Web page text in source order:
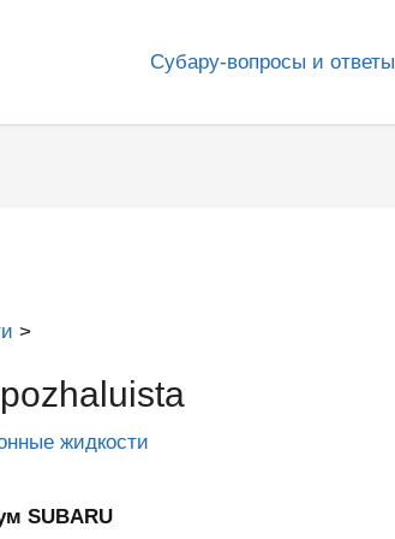
Субару-вопросы и ответы
жидкости
SUBARU